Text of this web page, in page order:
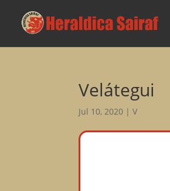
Velátegui
Jul 10, 2020 |V